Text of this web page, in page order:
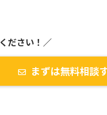
ださい！／
まずは無料相談